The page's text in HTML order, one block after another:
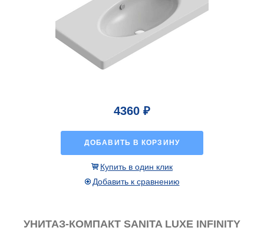
4360 ₽
ДОБАВИТЬ В КОРЗИНУ
Купить в один клик
Добавить к сравнению
УНИТАЗ-КОМПАКТ SANITA LUXE INFINITY